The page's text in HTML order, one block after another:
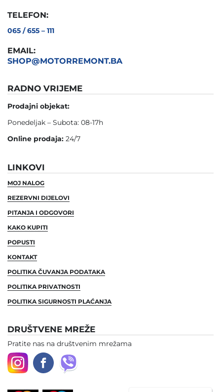
TELEFON:
065 / 655 – 111
EMAIL:
SHOP@MOTORREMONT.BA
RADNO VRIJEME
Prodajni objekat:
Ponedeljak – Subota: 08-17h
Online prodaja: 24/7
LINKOVI
MOJ NALOG
REZERVNI DIJELOVI
PITANJA I ODGOVORI
KAKO KUPITI
POPUSTI
KONTAKT
POLITIKA ČUVANJA PODATAKA
POLITIKA PRIVATNOSTI
POLITIKA SIGURNOSTI PLAĆANJA
DRUŠTVENE MREŽE
Pratite nas na društvenim mrežama